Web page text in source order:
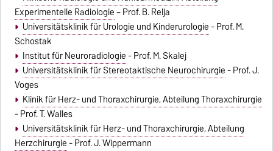
Experimentelle Radiologie– Prof. B. Relja
Universitätsklinik für Urologie und Kinderurologie- Prof. M.
Schostak
Institut für Neuroradiologie- Prof. M. Skalej
Universitätsklinik für Stereotaktische Neurochirurgie- Prof. J.
Voges
Klinik für Herz- und Thoraxchirurgie, Abteilung Thoraxchirurgie
- Prof. T. Walles
Universitätsklinik für Herz- und Thoraxchirurgie, Abteilung
Herzchirurgie- Prof. J. Wippermann